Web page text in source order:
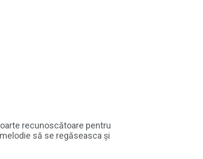
recunoscătoare pentru
să se regăseasca și